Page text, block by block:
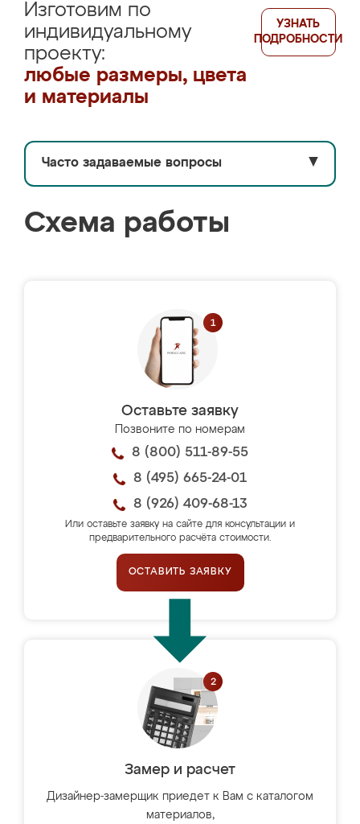
Изготовим по
индивидуальному
проекту:
любые размеры, цвета
и материалы
УЗНАТЬ
ПОДРОБНОСТИ
Часто задаваемые вопросы ▼
Схема работы
Оставьте заявку
Позвоните по номерам
8 (800) 511-89-55
8 (495) 665-24-01
8 (926) 409-68-13
Или оставьте заявку на сайте для консультации и
предварительного расчёта стоимости.
ОСТАВИТЬ ЗАЯВКУ
Замер и расчет
Дизайнер-замерщик приедет к Вам с каталогом
материалов,